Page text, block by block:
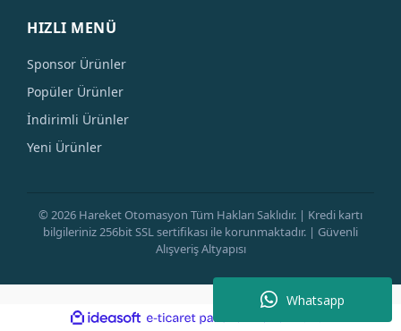
Whatsapp
HIZLI MENÜ
Sponsor Ürünler
Popüler Ürünler
İndirimli Ürünler
Yeni Ürünler
© 2026 Hareket Otomasyon Tüm Hakları Saklıdır. | Kredi kartı
bilgileriniz 256bit SSL sertifikası ile korunmaktadır. | Güvenli
Alışveriş Altyapısı
ideasoft